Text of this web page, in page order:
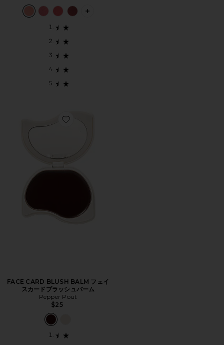
PLUS ICON TO SEE MORE OPTIONS
Favorite FACE CARD BLUSH BALM フェイスカードブ
FACE CARD BLUSH BALM フェイ
スカードブラッシュバーム
Pepper Pout
$25